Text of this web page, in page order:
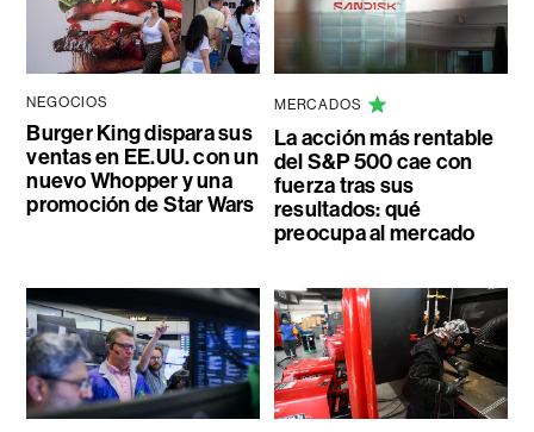
NEGOCIOS
Burger King dispara sus
ventas en EE.UU. con un
nuevo Whopper y una
promoción de Star Wars
MERCADOS
La acción más rentable
del S&P 500 cae con
fuerza tras sus
resultados: qué
preocupa al mercado